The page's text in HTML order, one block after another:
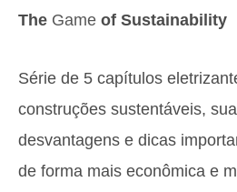
The Game of Sustainability
Série de 5 capítulos
construções sustentáveis,
desvantagens e dicas
de forma mais econômica e